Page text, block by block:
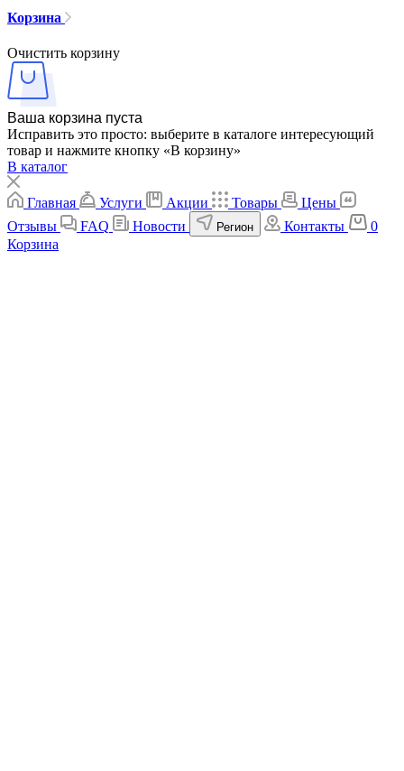
Корзина
Очистить корзину
Ваша корзина пуста
Исправить это просто: выберите в каталоге интересующий
товар и нажмите кнопку «В корзину»
В каталог
Главная Услуги Акции Товары
Цены
Отзывы
FAQ Новости Регион Контакты
0
Корзина